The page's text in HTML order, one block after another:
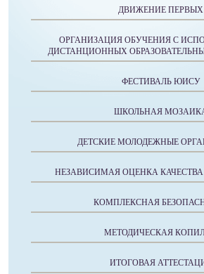
ДВИЖЕНИЕ ПЕРВЫХ
ОРГАНИЗАЦИЯ ОБУЧЕНИЯ С
ДИСТАНЦИОННЫХ
ФЕСТИВАЛЬ ЮИСУ
ШКОЛЬНАЯ
ДЕТСКИЕ МОЛОДЕЖНЫЕ
НЕЗАВИСИМАЯ ОЦЕНКА
КОМПЛЕКСНАЯ
МЕТОДИЧЕСКАЯ
ИТОГОВАЯ